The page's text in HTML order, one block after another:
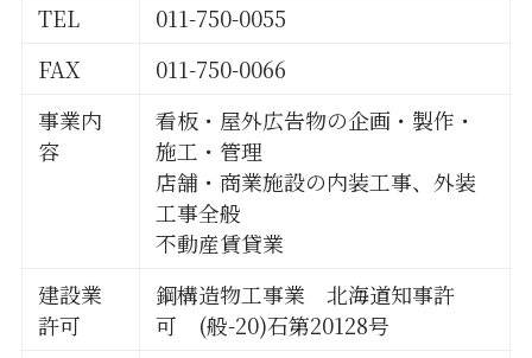
TEL
011-750-0055
FAX
011-750-0066
事業内
容
看板・屋外広告物の企画・製作・
施工・管理
店舗・商業施設の内装工事、外装
工事全般
不動産賃貸業
建設業
許可
鋼構造物工事業 北海道知事許
可 (般-20)石第20128号